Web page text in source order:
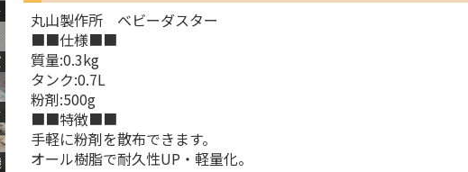
丸山製作所 ベビーダスター
■■仕様■■
質量:0.3kg
タンク:0.7L
粉剤:500g
■■特徴■■
手軽に粉剤を散布できます。
オール樹脂で耐久性UP・軽量化。